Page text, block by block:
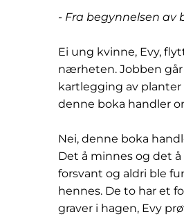
- Fra begynnelsen av
Ei ung kvinne, Evy,
nærheten. Jobben
kartlegging av
denne boka handler
Nei, denne boka
Det å minnes og det
forsvant og aldri ble
hennes. De to har et
graver i hagen, Evy